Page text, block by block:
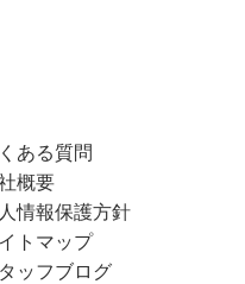
ある質問
概要
情報保護方針
トマップ
ッフブログ